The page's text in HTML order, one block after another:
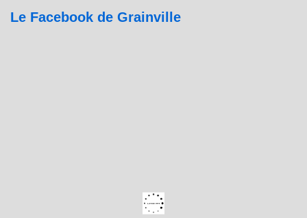
Le Facebook de Grainville